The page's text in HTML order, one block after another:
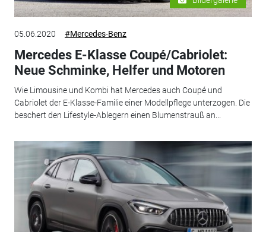
05.06.2020 #Mercedes-Benz
Mercedes E-Klasse Coupé/Cabriolet:
Neue Schminke, Helfer und Motoren
Wie Limousine und Kombi hat Mercedes auch Coupé und
Cabriolet der E-Klasse-Familie einer Modellpflege unterzogen. Die
beschert den Lifestyle-Ablegern einen Blumenstrauß an...